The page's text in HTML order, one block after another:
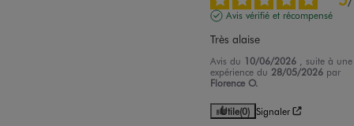
Avis vérifié et récompensé
Très alaise
Avis du 10/06/2026
, suite à une
expérience du 28/05/2026 par
Florence O.
Utile(0) Signaler